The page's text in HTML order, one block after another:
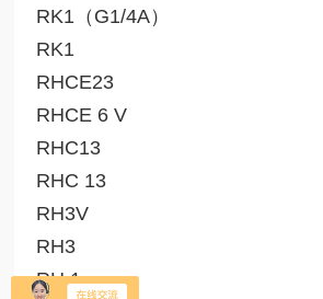
RK1（G1/4A
RK1
RHCE23
RHCE 6 V
RHC13
RHC 13
RH3V
RH3
RH 1